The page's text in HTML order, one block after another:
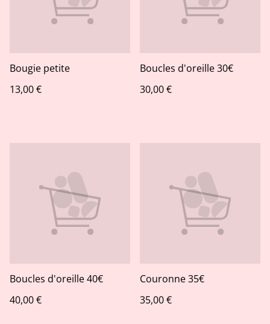
Bougie petite
13,00 €
Boucles d'oreille 30€
30,00 €
Boucles d'oreille 40€
40,00 €
Couronne 35€
35,00 €